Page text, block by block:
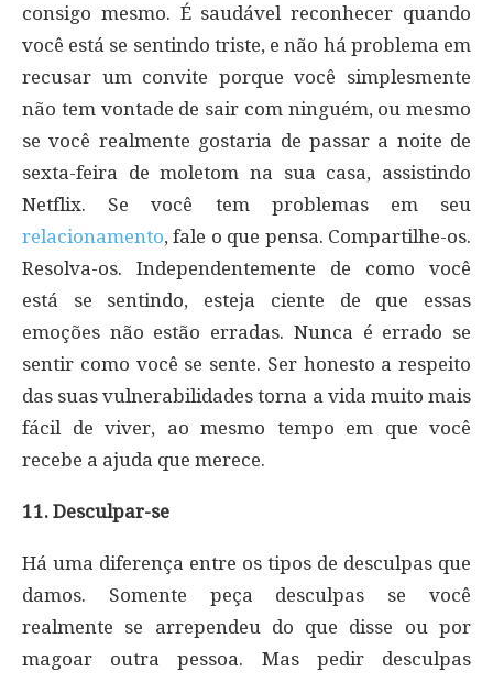
consigo mesmo. É saudável reconhecer quando
você está se sentindo triste, e não há problema em
recusar um convite porque você simplesmente
não tem vontade de sair com ninguém, ou mesmo
se você realmente gostaria de passar a noite de
sexta-feira de moletom na sua casa, assistindo
Netflix. Se você tem problemas em seu
relacionamento, fale o que pensa. Compartilhe-os.
Resolva-os. Independentemente de como você
está se sentindo, esteja ciente de que essas
emoções não estão erradas. Nunca é errado se
sentir como você se sente. Ser honesto a respeito
das suas vulnerabilidades torna a vida muito mais
fácil de viver, ao mesmo tempo em que você
recebe a ajuda que merece.
11. Desculpar-se
Há uma diferença entre os tipos de desculpas que
damos. Somente peça desculpas se você
realmente se arrependeu do que disse ou por
magoar outra pessoa. Mas pedir desculpas